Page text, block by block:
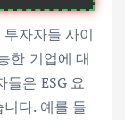
자자들 사이
한 기업에 대
은 ESG 요
다. 예를 들